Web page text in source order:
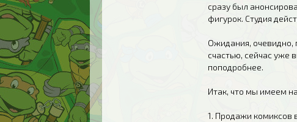
сразу был
фигурок. Студия
Ожидания, очевидно,
счастью, сейчас уже
поподробнее.
Итак, что мы имеем
1. Продажи комиксов